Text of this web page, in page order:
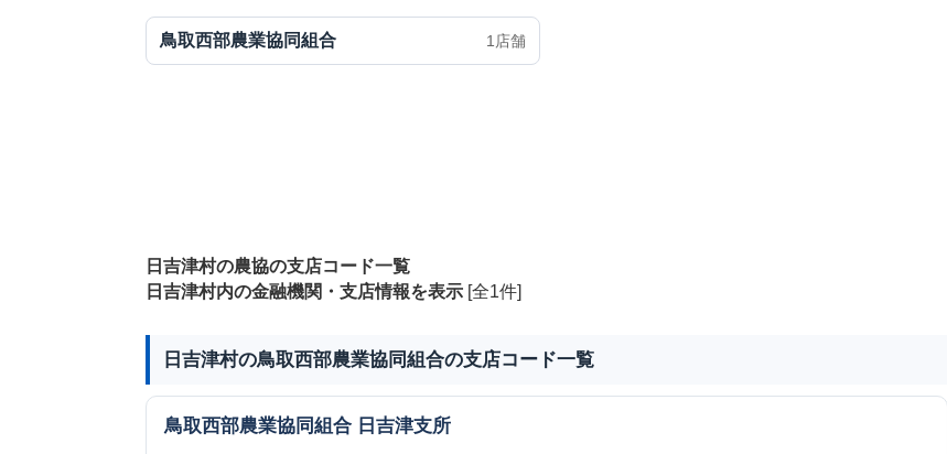
鳥取西部農業協同組合 1店舗
日吉津村の農協の支店コード一覧
日吉津村内の金融機関・支店情報を表示[全1件]
日吉津村の鳥取西部農業協同組合の支店コード一覧
鳥取西部農業協同組合 日吉津支所